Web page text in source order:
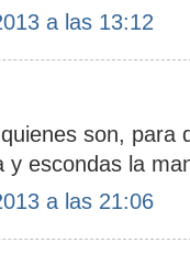
a las 13:12
son, para
y escondas la
a las 21:06